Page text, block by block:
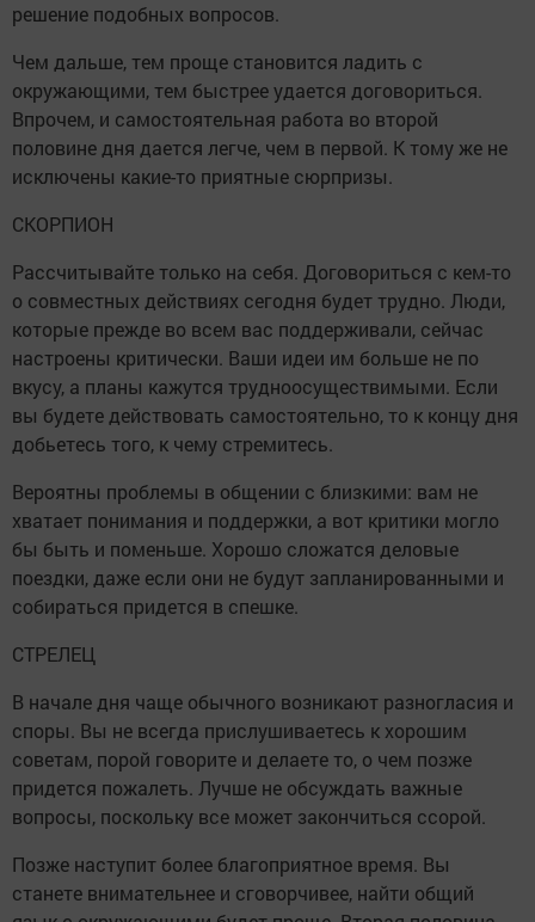
решение подобных вопросов.
Чем дальше, тем проще становится ладить с
окружающими, тем быстрее удается договориться.
Впрочем, и самостоятельная работа во второй
половине дня дается легче, чем в первой. К тому же не
исключены какие-то приятные сюрпризы.
СКОРПИОН
Рассчитывайте только на себя. Договориться с кем-то
о совместных действиях сегодня будет трудно. Люди,
которые прежде во всем вас поддерживали, сейчас
настроены критически. Ваши идеи им больше не по
вкусу, а планы кажутся трудноосуществимыми. Если
вы будете действовать самостоятельно, то к концу дня
добьетесь того, к чему стремитесь.
Вероятны проблемы в общении с близкими: вам не
хватает понимания и поддержки, а вот критики могло
бы быть и поменьше. Хорошо сложатся деловые
поездки, даже если они не будут запланированными и
собираться придется в спешке.
СТРЕЛЕЦ
В начале дня чаще обычного возникают разногласия и
споры. Вы не всегда прислушиваетесь к хорошим
советам, порой говорите и делаете то, о чем позже
придется пожалеть. Лучше не обсуждать важные
вопросы, поскольку все может закончиться ссорой.
Позже наступит более благоприятное время. Вы
станете внимательнее и сговорчивее, найти общий